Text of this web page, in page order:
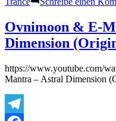
Ovnimoon & E-
Dimension
https://www.youtube.com/
Mantra – Astral Dimension